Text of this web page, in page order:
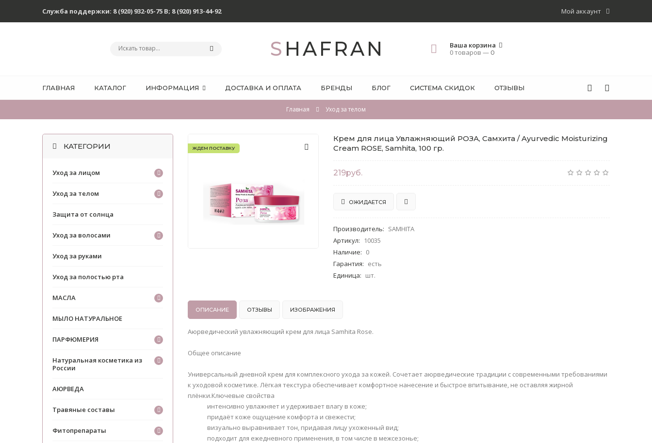
Мой аккаунт
Служба поддержки: 8 (920) 932-05-75 В; 8 (920) 913-44-92
SHAFRAN
Ваша корзина
0 товаров —0
ГЛАВНАЯ КАТАЛОГ ИНФОРМАЦИЯ ДОСТАВКА И ОПЛАТА БРЕНДЫ БЛОГ СИСТЕМА СКИДОК ОТЗЫВЫ
Главная Уход за телом
ЖДЕМ ПОСТАВКУ
Крем для лица Увлажняющий РОЗА, Самхита / Ayurvedic Moisturizing
Cream ROSE, Samhita, 100 гр.
219руб.
ОЖИДАЕТСЯ
Производитель: SAMHITA
Артикул:
10035
Наличие: 0
Гарантия: есть
Единица: шт.
ОПИСАНИЕ ОТЗЫВЫ ИЗОБРАЖЕНИЯ
Аюрведический увлажняющий крем для лица Samhita Rose.
Общее описание
Универсальный дневной крем для комплексного ухода за кожей. Сочетает аюрведические традиции с современными требованиями
к уходовой косметике. Лёгкая текстура обеспечивает комфортное нанесение и быстрое впитывание, не оставляя жирной
плёнки.Ключевые свойства
интенсивно увлажняет и удерживает влагу в коже;
придаёт коже ощущение комфорта и свежести;
визуально выравнивает тон, придавая лицу ухоженный вид;
подходит для ежедневного применения, в том числе в межсезонье;
КАТЕГОРИИ
Уход за лицом
Уход за телом
Защита от солнца
Уход за волосами
Уход за руками
Уход за полостью рта
МАСЛА
МЫЛО НАТУРАЛЬНОЕ
ПАРФЮМЕРИЯ
Натуральная косметика из
России
АЮРВЕДА
Травяные составы
Фитопрепараты